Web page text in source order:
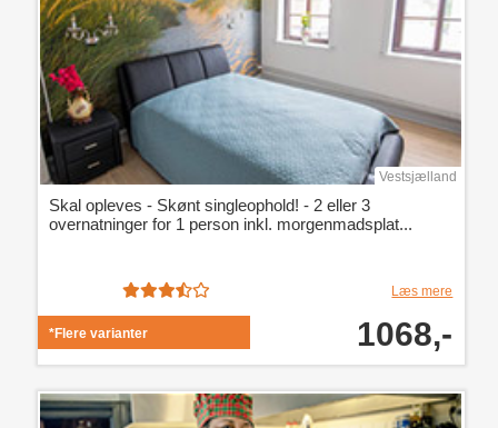
Vestsjælland
Skal opleves - Skønt singleophold! - 2 eller 3
overnatninger for 1 person inkl. morgenmadsplat...
Læs mere
*Flere varianter 1068,-